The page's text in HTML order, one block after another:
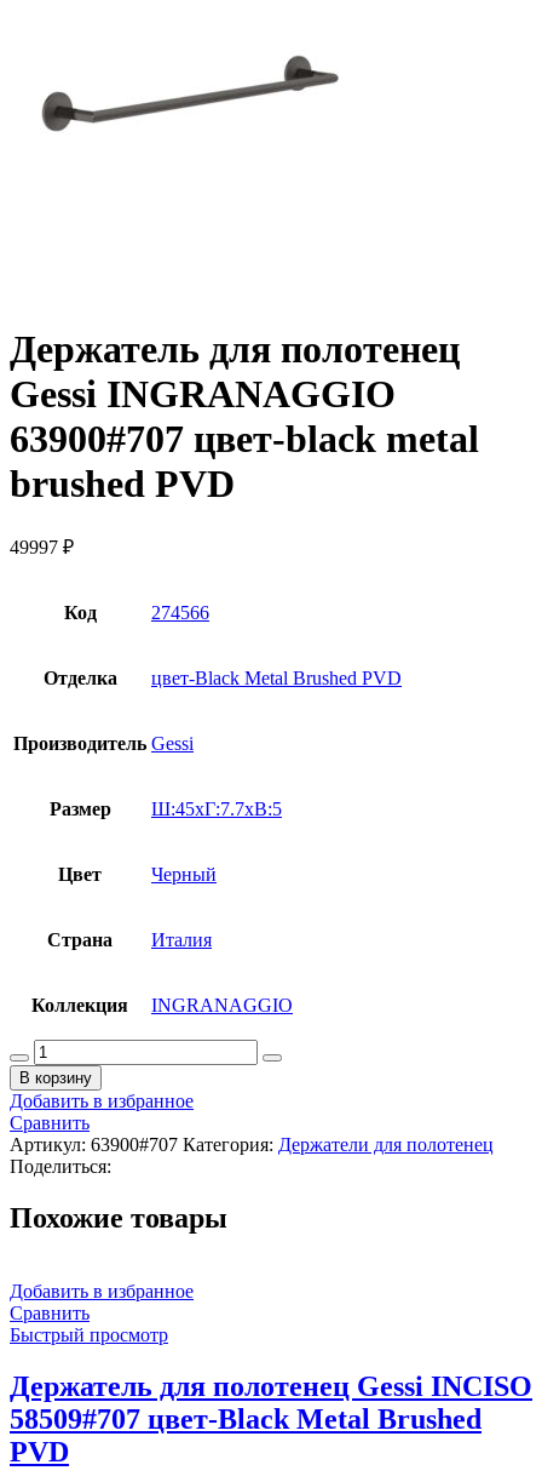
Держатель для полотенец
Gessi INGRANAGGIO
63900#707 цвет-black metal
brushed PVD
49997 ₽
Код 274566
Отделка цвет-Black Metal Brushed PVD
Производитель Gessi
Размер Ш:45xГ:7.7xВ:5
Цвет Черный
Страна Италия
Коллекция INGRANAGGIO
Количество
товара
Держатель
для
полотенец
Gessi
INGRANAGGIO
цвет-
brushed
PVD
В корзину
Добавить в избранное
Сравнить
Артикул: 63900#707 Категория: Держатели для полотенец
Поделиться:
Похожие товары
Добавить в избранное
Сравнить
Быстрый просмотр
Держатель для полотенец Gessi INCISO
58509#707 цвет-Black Metal Brushed
PVD